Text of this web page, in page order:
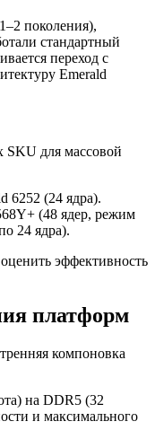
поколения),
стандартный
переход с
Emerald
SKU для массовой
6252 (24 ядра).
(48 ядер, режим
24 ядра).
эффективность
платформ
компоновка
на DDR5 (32
и максимального